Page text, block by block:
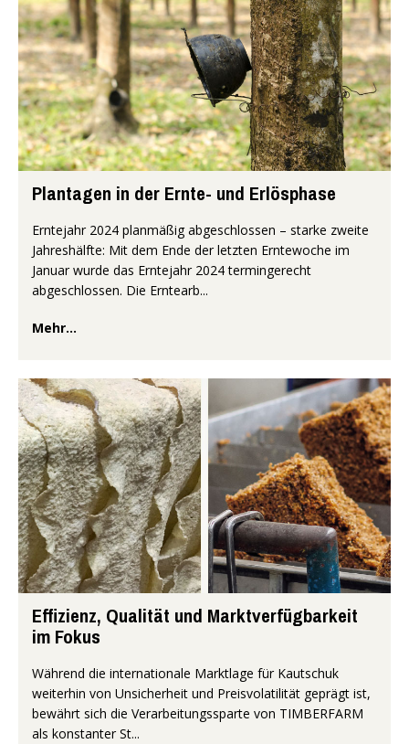
Plantagen in der Ernte- und Erlösphase
Erntejahr 2024 planmäßig abgeschlossen – starke zweite
Jahreshälfte: Mit dem Ende der letzten Erntewoche im
Januar wurde das Erntejahr 2024 termingerecht
abgeschlossen. Die Erntearb...
Mehr...
Effizienz, Qualität und Marktverfügbarkeit
im Fokus
Während die internationale Marktlage für Kautschuk
weiterhin von Unsicherheit und Preisvolatilität geprägt ist,
bewährt sich die Verarbeitungssparte von TIMBERFARM
als konstanter St...